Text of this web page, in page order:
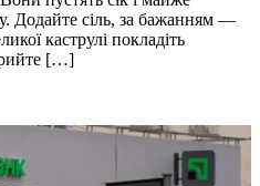
Додайте сіль, за бажанням —
каструлі покладіть
[…]